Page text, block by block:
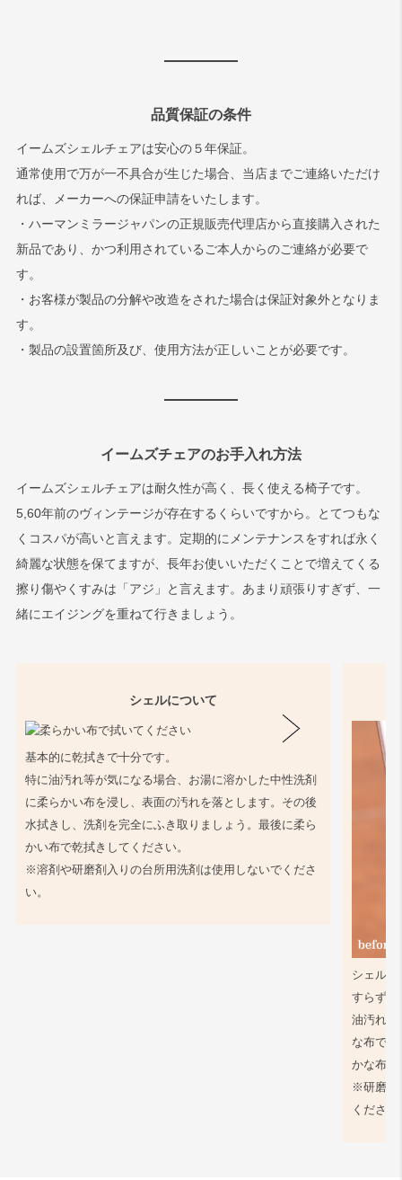
品質保証の条件
イームズシェルチェアは安心の５年保証。
通常使用で万が一不具合が生じた場合、当店までご連絡いただけ
れば、メーカーへの保証申請をいたします。
・ハーマンミラージャパンの正規販売代理店から直接購入された
新品であり、かつ利用されているご本人からのご連絡が必要で
す。
・お客様が製品の分解や改造をされた場合は保証対象外となりま
す。
・製品の設置箇所及び、使用方法が正しいことが必要です。
イームズチェアのお手入れ方法
イームズシェルチェアは耐久性が高く、長く使える椅子です。
5,60年前のヴィンテージが存在するくらいですから。とてつもな
くコスパが高いと言えます。定期的にメンテナンスをすれば永く
綺麗な状態を保てますが、長年お使いいただくことで増えてくる
擦り傷やくすみは「アジ」と言えます。あまり頑張りすぎず、一
緒にエイジングを重ねて行きましょう。
シェルについて
基本的に乾拭きで十分です。
特に油汚れ等が気になる場合、お湯に溶かした中性洗剤
に柔らかい布を浸し、表面の汚れを落とします。その後
水拭きし、洗剤を完全にふき取りましょう。最後に柔ら
かい布で乾拭きしてください。
※溶剤や研磨剤入りの台所用洗剤は使用しないでくださ
い。
シェル同
すらず、
油汚れ等
な布で軽
かな布で
※研磨剤
ください